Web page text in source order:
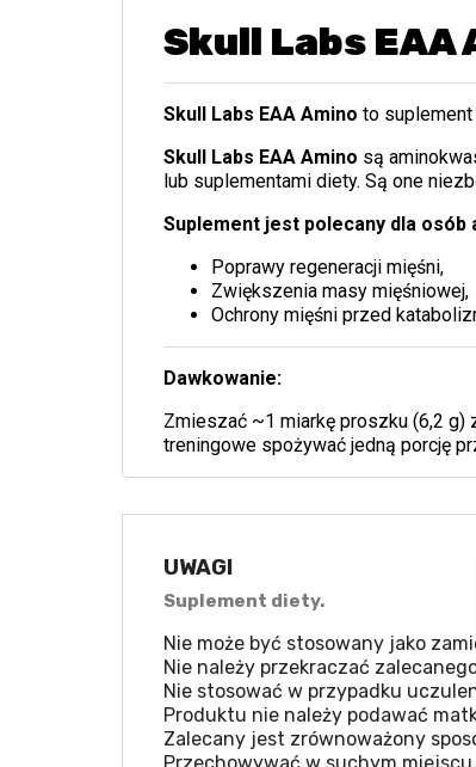
Skull Labs
Skull Labs EAA Aminoto
Skull Labs EAA Amino są
lub suplementami diety. Są one
Suplement jest polecany dla
Poprawy regeneracji mięśni,
Zwiększenia masy mięśniowej,
Ochrony mięśni przed
Dawkowanie:
Zmieszać ~1 miarkę proszku (6,2 g)
treningowe spożywać jedną porcję
UWAGI
Suplement diety.
Nie może być stosowany jako
Nie należy przekraczać
Nie stosować w przypadku
Produktu nie należy podawać
Zalecany jest zrównoważony
Przechowywać w suchym